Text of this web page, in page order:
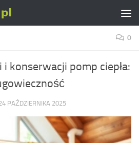
0
i konserwacji pomp ciepła:
PAŹDZIERNIKA 2025